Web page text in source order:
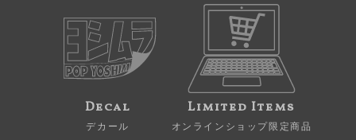
Decal
デカール
Limited Items
オンラインショップ限定商品